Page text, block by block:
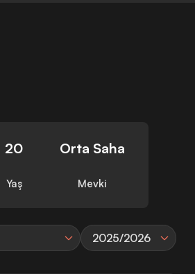
20
Yaş
Orta Saha
Mevki
2025/2026